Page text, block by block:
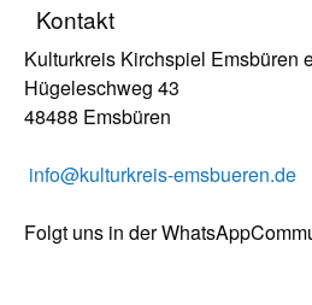
Kontakt
Kulturkreis Kirchspiel Emsbüren
Hügeleschweg 43
48488 Emsbüren
info@kulturkreis-emsbueren.de
Folgt uns in der